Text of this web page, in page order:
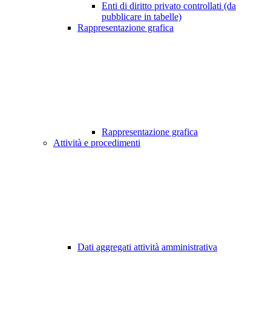
Enti di diritto privato controllati (da
pubblicare in tabelle)
Rappresentazione grafica
Rappresentazione grafica
Attività e procedimenti
Dati aggregati attività amministrativa